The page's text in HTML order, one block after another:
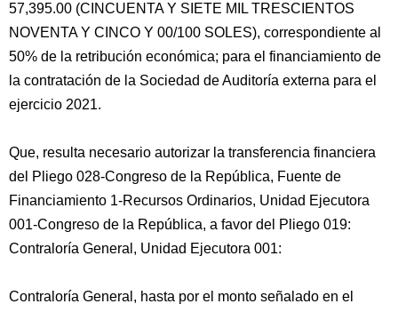
57,395.00 (CINCUENTA Y SIETE MIL TRESCIENTOS
NOVENTA Y CINCO Y 00/100 SOLES), correspondiente al
50% de la retribución económica; para el financiamiento de
la contratación de la Sociedad de Auditoría externa para el
ejercicio 2021.
Que, resulta necesario autorizar la transferencia financiera
del Pliego 028-Congreso de la República, Fuente de
Financiamiento 1-Recursos Ordinarios, Unidad Ejecutora
001-Congreso de la República, a favor del Pliego 019:
Contraloría General, Unidad Ejecutora 001:
Contraloría General, hasta por el monto señalado en el